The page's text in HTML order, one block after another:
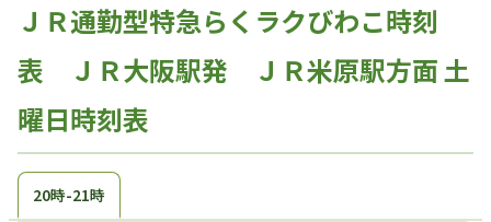
ＪＲ通勤型特急らくラクびわこ時刻
表 ＪＲ大阪駅発 ＪＲ米原駅方面 土
曜日時刻表
20時-21時